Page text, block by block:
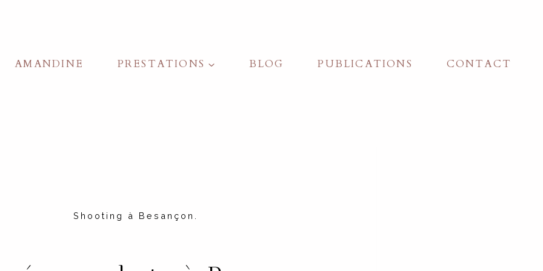
AMANDINE PRESTATIONS BLOG PUBLICATIONS CONTACT
photo couple à Besançon.
Shooting à Besançon.